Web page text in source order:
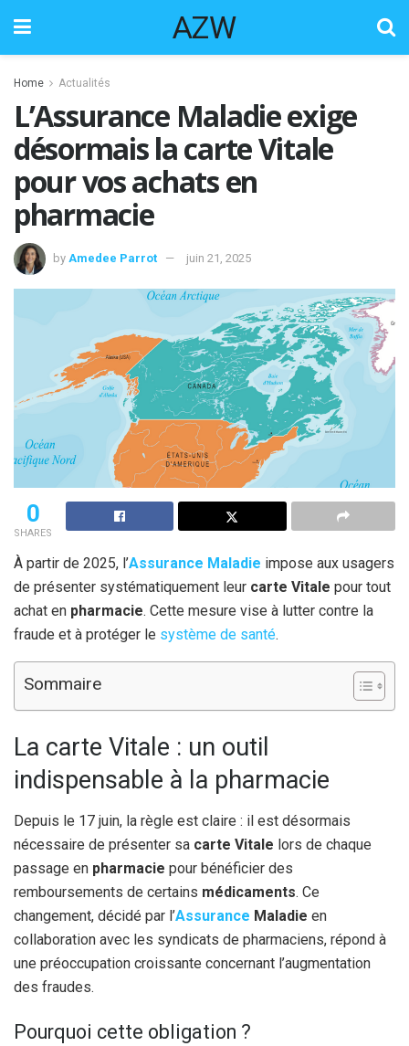
AZW
Home Actualités
L’Assurance Maladie exige
désormais la carte Vitale
pour vos achats en
pharmacie
by Amedee Parrot juin 21, 2025
0
SHARES
À partir de 2025, l’Assurance Maladie impose aux usagers
de présenter systématiquement leur carte Vitale pour tout
achat en pharmacie. Cette mesure vise à lutter contre la
fraude et à protéger le système de santé.
Sommaire
La carte Vitale : un outil
indispensable à la pharmacie
Depuis le 17 juin, la règle est claire : il est désormais
nécessaire de présenter sa carte Vitale lors de chaque
passage en pharmacie pour bénéficier des
remboursements de certains médicaments. Ce
changement, décidé par l’Assurance Maladie en
collaboration avec les syndicats de pharmaciens, répond à
une préoccupation croissante concernant l’augmentation
des fraudes.
Pourquoi cette obligation ?